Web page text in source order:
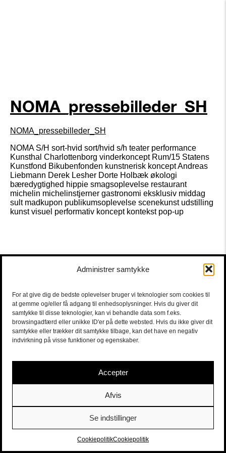
Administrer samtykke
For at give dig de bedste oplevelser bruger vi teknologier som cookies til
at gemme og/eller få adgang til enhedsoplysninger. Hvis du giver dit
samtykke til disse teknologier, kan vi behandle data som f.eks.
browsingadfærd eller unikke ID'er på dette websted. Hvis du ikke giver dit
samtykke eller trækker dit samtykke tilbage, kan det have en negativ
indvirkning på visse funktioner og egenskaber.
Accepter
Afvis
Se indstillinger
CookiepolitikCookiepolitik
NOMA_pressebilleder_SH
NOMA_pressebilleder_SH
NOMA S/H sort-hvid sort/hvid s/h teater performance
Kunsthal Charlottenborg vinderkoncept Rum/15 Statens
Kunstfond Bikubenfonden kunstnerisk koncept Andreas
Liebmann Derek Lesher Dorte Holbæk økologi
bæredygtighed hippie smagsoplevelse restaurant
michelin michelinstjerner gastronomi eksklusiv middag
sult madkupon publikumsoplevelse scenekunst udstilling
kunst visuel performativ koncept kontekst pop-up
Sort/Hvid | Staldgade 26-30 - 1699 Købehavn V |
Billetter|billet@sort-hvid.dk